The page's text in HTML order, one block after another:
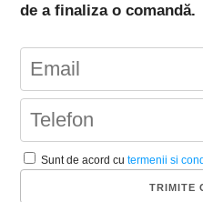
de a finaliza o comandă.
Sunt de acord cutermenii si